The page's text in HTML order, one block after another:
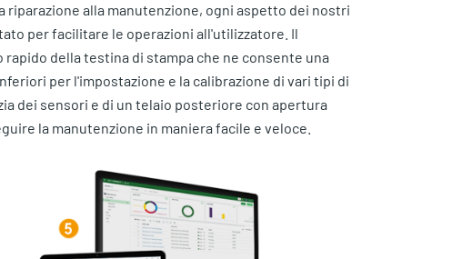
riparazione alla manutenzione, ogni aspetto dei nostri
per facilitare le operazioni all'utilizzatore. Il
della testina di stampa che ne consente una
per l'impostazione e la calibrazione di vari tipi di
dei sensori e di un telaio posteriore con apertura
la manutenzione in maniera facile e veloce.